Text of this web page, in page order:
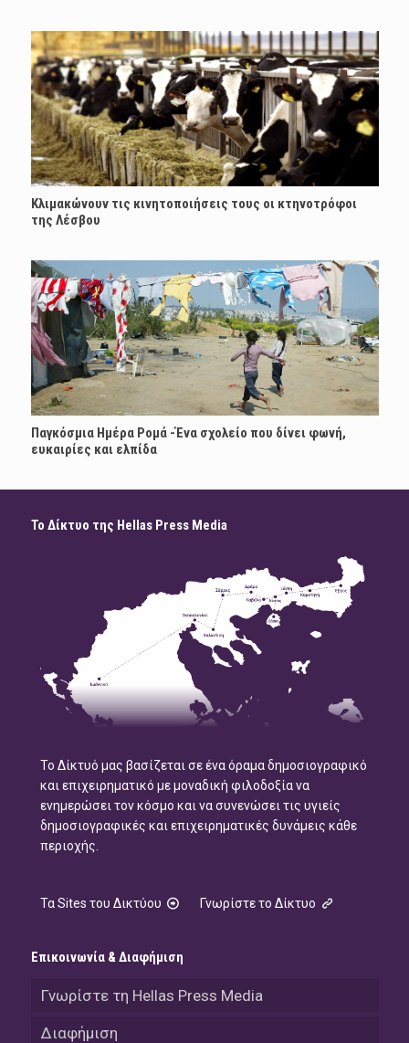
Κλιμακώνουν τις κινητοποιήσεις τους οι κτηνοτρόφοι
της Λέσβου
Παγκόσμια Ημέρα Ρομά -Ένα σχολείο που δίνει φωνή,
ευκαιρίες και ελπίδα
Το Δίκτυο της Hellas Press Media
Το Δίκτυό μας βασίζεται σε ένα όραμα δημοσιογραφικό
και επιχειρηματικό με μοναδική φιλοδοξία να
ενημερώσει τον κόσμο και να συνενώσει τις υγιείς
δημοσιογραφικές και επιχειρηματικές δυνάμεις κάθε
περιοχής.
Τα Sites του Δικτύου Γνωρίστε το Δίκτυο
Επικοινωνία & Διαφήμιση
Γνωρίστε τη Hellas Press Media
Διαφήμιση